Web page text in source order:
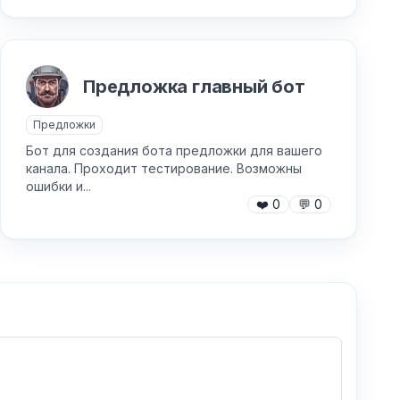
Предложка главный бот
Предложки
Бот для создания бота предложки для вашего
канала. Проходит тестирование. Возможны
ошибки и...
❤️ 0 💬 0